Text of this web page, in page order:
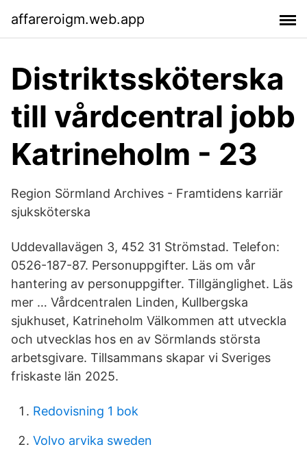
affareroigm.web.app
Distriktssköterska
till vårdcentral jobb
Katrineholm - 23
Region Sörmland Archives - Framtidens karriär
sjuksköterska
Uddevallavägen 3, 452 31 Strömstad. Telefon:
0526-187-87. Personuppgifter. Läs om vår
hantering av personuppgifter. Tillgänglighet. Läs
mer … Vårdcentralen Linden, Kullbergska
sjukhuset, Katrineholm Välkommen att utveckla
och utvecklas hos en av Sörmlands största
arbetsgivare. Tillsammans skapar vi Sveriges
friskaste län 2025.
Redovisning 1 bok
Volvo arvika sweden